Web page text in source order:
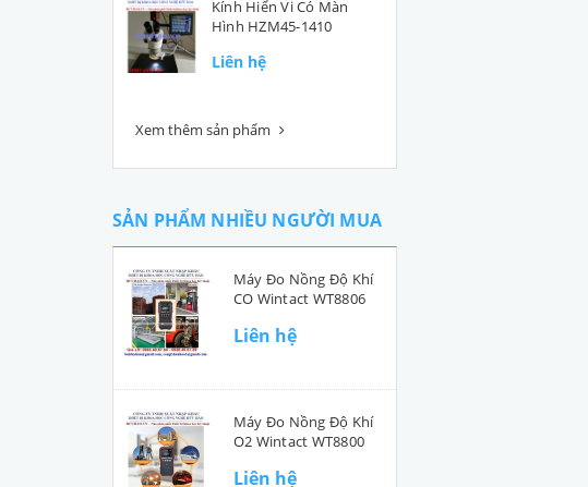
Kính Hiển Vi Có Màn
Hình HZM45-1410
Liên hệ
Xem thêm sản phẩm
SẢN PHẨM NHIỀU NGƯỜI MUA
Máy Đo Nồng Độ Khí
CO Wintact WT8806
Liên hệ
Máy Đo Nồng Độ Khí
O2 Wintact WT8800
Liên hệ